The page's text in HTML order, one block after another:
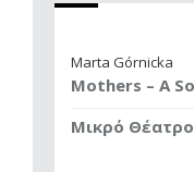
Marta Górnicka
Mothers – A
Μικρό